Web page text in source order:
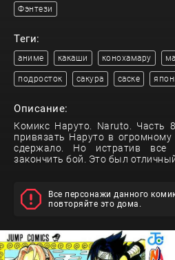
Фэнтези
Теги:
аниме какаши конохамару
подросток сакура саске
Описание:
Комикс Наруто. Naruto. Часть
привязать Наруто в
сдержало. Но истратив
закончить бой. Это был
Все персонажи данного
повторяйте это дома.